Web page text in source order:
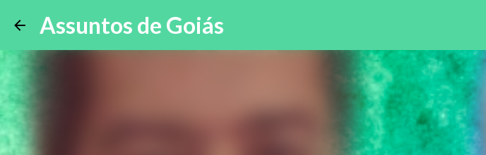
Assuntos de Goiás